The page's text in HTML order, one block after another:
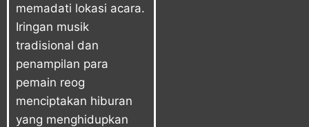
memadati lokasi acara.
Iringan musik
tradisional dan
penampilan para
pemain reog
menciptakan hiburan
yang menghidupkan